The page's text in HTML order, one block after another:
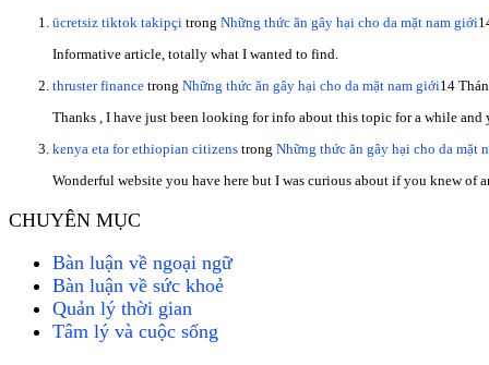
ücretsiz tiktok takipçi trong Những thức ăn gây hại cho da mặt nam giới
Informative article, totally what I wanted to find.
thruster finance trong Những thức ăn gây hại cho da mặt nam giới14
Thanks , I have just been looking for info about this topic for a while and
kenya eta for ethiopian citizens trong Những thức ăn gây hại cho da mặt
Wonderful website you have here but I was curious about if you knew
CHUYÊN MỤC
Bàn luận về ngoại ngữ
Bàn luận về sức khoẻ
Quản lý thời gian
Tâm lý và cuộc sống